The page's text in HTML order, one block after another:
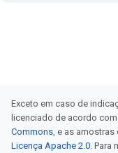
Exceto em caso de
licenciado de acordo com
Commons , e as
Licença Apache 2.0 .